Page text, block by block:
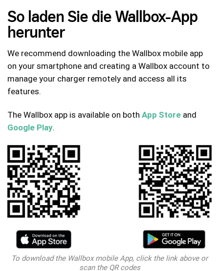
So laden Sie die Wallbox-App
herunter
We recommend downloading the Wallbox mobile app
on your smartphone and creating a Wallbox account to
manage your charger remotely and access all its
features.
The Wallbox app is available on both App Store and
Google Play.
To download the Wallbox mobile App, click the link above or
scan the QR codes